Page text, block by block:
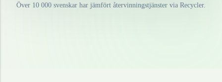
Över 10 000 svenskar har jämfört återvinningstjänster via Recycler.